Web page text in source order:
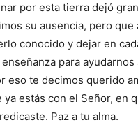
por esta tierra dejó
su ausencia, pero que
conocido y dejar en
para
eso te decimos querido
ya estás con el Señor, en
Paz a tu alma.